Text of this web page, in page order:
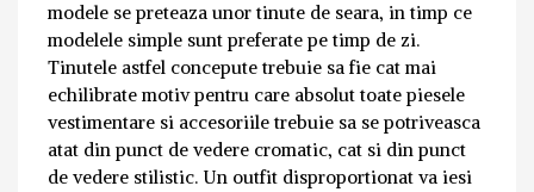
modele se preteaza unor tinute de seara, in timp ce
modelele simple sunt preferate pe timp de zi.
Tinutele astfel concepute trebuie sa fie cat mai
echilibrate motiv pentru care absolut toate piesele
vestimentare si accesoriile trebuie sa se potriveasca
atat din punct de vedere cromatic, cat si din punct
de vedere stilistic. Un outfit disproportionat va iesi